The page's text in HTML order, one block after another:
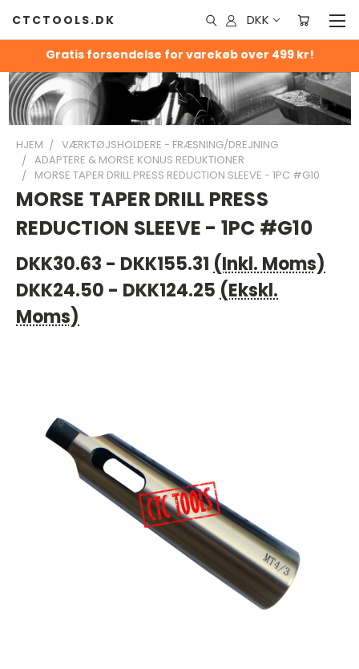
Gratis forsendelse for varekøb over 499 kr!
CTCTOOLS.DK DKK
HJEM
VÆRKTØJSHOLDERE - FRÆSNING/DREJNING
ADAPTERE & MORSE KONUS REDUKTIONER
MORSE TAPER DRILL PRESS REDUCTION SLEEVE - 1PC #G10
MORSE TAPER DRILL PRESS
REDUCTION SLEEVE - 1PC #G10
DKK30.63 - DKK155.31 (Inkl. Moms)
DKK24.50 - DKK124.25 (Ekskl.
Moms)